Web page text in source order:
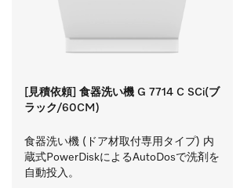
[見積依頼] 食器洗い機 G 7714 C SCi(ブ
ラック/60CM)
食器洗い機 (ドア材取付専用タイプ) 内
蔵式PowerDiskによるAutoDosで洗剤を
自動投入。